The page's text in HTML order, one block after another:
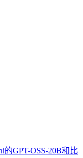
GPT-OSS-20B和比